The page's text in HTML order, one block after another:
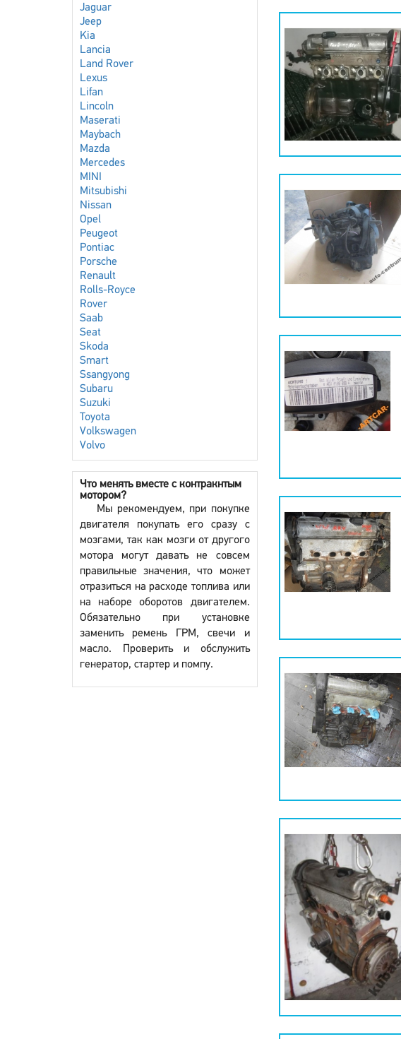
Jaguar
Jeep
Kia
Lancia
Land Rover
Lexus
Lifan
Lincoln
Maserati
Maybach
Mazda
Mercedes
MINI
Mitsubishi
Nissan
Opel
Peugeot
Pontiac
Porsche
Renault
Rolls-Royce
Rover
Saab
Seat
Skoda
Smart
Ssangyong
Subaru
Suzuki
Toyota
Volkswagen
Volvo
Что менять вместе с контракнтым
мотором?
Мы рекомендуем, при покупке
двигателя покупать его сразу с
мозгами, так как мозги от другого
мотора могут давать не совсем
правильные значения, что может
отразиться на расходе топлива или
на наборе оборотов двигателем.
Обязательно при установке
заменить ремень ГРМ, свечи и
масло. Проверить и обслужить
генератор, стартер и помпу.